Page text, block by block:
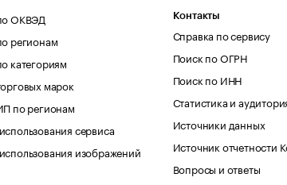
ОКВЭД
регионам
категориям
марок
по регионам
сервиса
изображений
Контакты
Справка по сервису
Поиск по ОГРН
Поиск по ИНН
Статистика и
Источники данных
Источник отчетности
Вопросы и ответы